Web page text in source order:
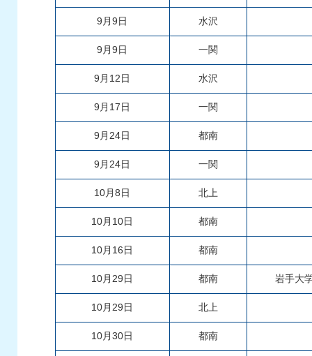
9月9日 水沢
9月9日 一関
9月12日 水沢
9月17日 一関
9月24日 都南
9月24日 一関
10月8日 北上
10月10日 都南
10月16日 都南
10月29日 都南 岩手大
10月29日 北上
10月30日 都南